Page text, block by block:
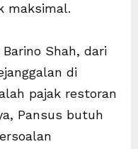
maksimal.
Shah, dari
di
pajak restoran
Pansus butuh